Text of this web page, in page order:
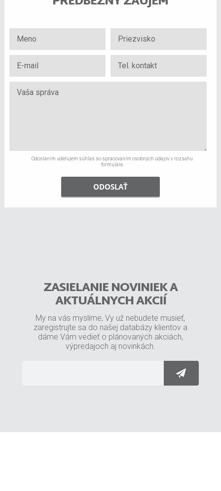
Odoslaním udeľujem súhlas so spracovaním osobných údajov v rozsahu
formulára.
ODOSLAŤ
ZASIELANIE NOVINIEK A
AKTUÁLNYCH AKCIÍ
My na vás myslíme, Vy už nebudete musieť,
zaregistrujte sa do našej databázy klientov a
dáme Vám vedieť o plánovaných akciách,
výpredajoch aj novinkách.